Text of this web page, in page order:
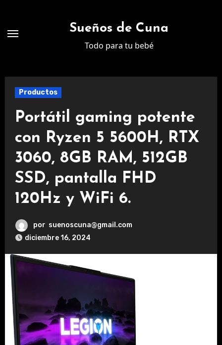
contenido
Sueños de Cuna
Todo para tu bebé
Productos
Portátil gaming potente
con Ryzen 5 5600H, RTX
3060, 8GB RAM, 512GB
SSD, pantalla FHD
120Hz y WiFi 6.
por suenoscuna@gmail.com
diciembre 16, 2024